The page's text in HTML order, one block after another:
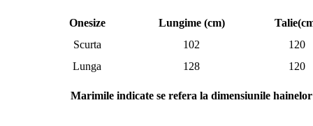
Onesize Lungime (cm)
Scurta
102
120
Lunga
128 120
Marimile indicate se refera la dimensiunile hainelor